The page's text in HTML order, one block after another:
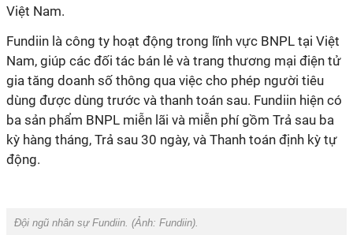
Việt Nam.
Fundiin là công ty hoạt động trong lĩnh vực BNPL tại Việt
Nam, giúp các đối tác bán lẻ và trang thương mại điện tử
gia tăng doanh số thông qua việc cho phép người tiêu
dùng được dùng trước và thanh toán sau. Fundiin hiện có
ba sản phẩm BNPL miễn lãi và miễn phí gồm Trả sau ba
kỳ hàng tháng, Trả sau 30 ngày, và Thanh toán định kỳ tự
động.
Đội ngũ nhân sự Fundiin. (Ảnh: Fundiin).